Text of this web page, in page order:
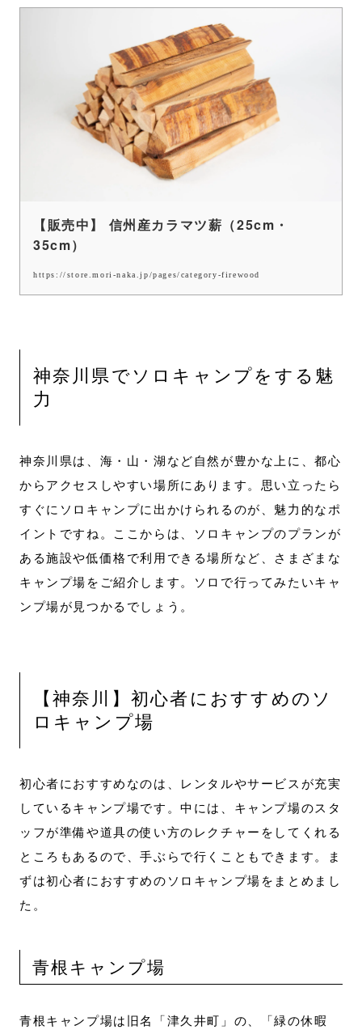
【販売中】 信州産カラマツ薪（25cm・
35cm）
https://store.mori-naka.jp/pages/category-firewood
神奈川県でソロキャンプをする魅
力
神奈川県は、海・山・湖など自然が豊かな上に、都心
からアクセスしやすい場所にあります。思い立ったら
すぐにソロキャンプに出かけられるのが、魅力的なポ
イントですね。ここからは、ソロキャンプのプランが
ある施設や低価格で利用できる場所など、さまざまな
キャンプ場をご紹介します。ソロで行ってみたいキャ
ンプ場が見つかるでしょう。
【神奈川】初心者におすすめのソ
ロキャンプ場
初心者におすすめなのは、レンタルやサービスが充実
しているキャンプ場です。中には、キャンプ場のスタ
ッフが準備や道具の使い方のレクチャーをしてくれる
ところもあるので、手ぶらで行くこともできます。ま
ずは初心者におすすめのソロキャンプ場をまとめまし
た。
青根キャンプ場
青根キャンプ場は旧名「津久井町」の、「緑の休暇